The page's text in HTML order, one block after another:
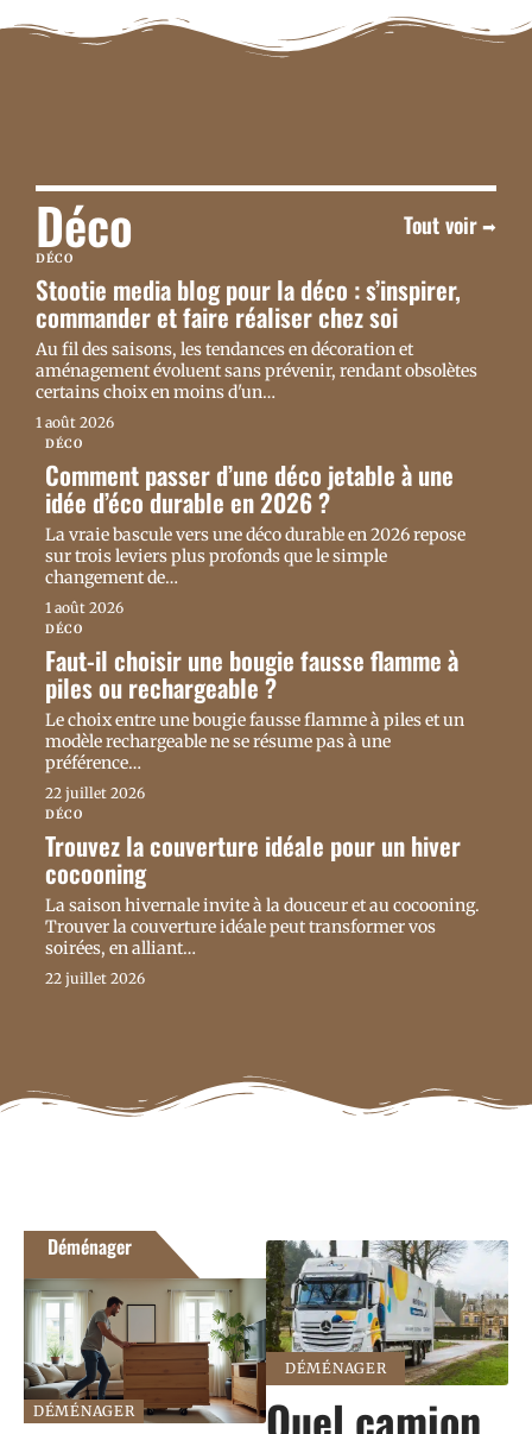
Déco Tout voir
DÉCO
Stootie media blog pour la déco : s’inspirer,
commander et faire réaliser chez soi
Au fil des saisons, les tendances en décoration et
aménagement évoluent sans prévenir, rendant obsolètes
certains choix en moins d'un…
1 août 2026
DÉCO
Comment passer d’une déco jetable à une
idée d’éco durable en 2026 ?
La vraie bascule vers une déco durable en 2026 repose
sur trois leviers plus profonds que le simple
changement de…
1 août 2026
DÉCO
Faut-il choisir une bougie fausse flamme à
piles ou rechargeable ?
Le choix entre une bougie fausse flamme à piles et un
modèle rechargeable ne se résume pas à une
préférence…
22 juillet 2026
DÉCO
Trouvez la couverture idéale pour un hiver
cocooning
La saison hivernale invite à la douceur et au cocooning.
Trouver la couverture idéale peut transformer vos
soirées, en alliant…
22 juillet 2026
Déménager En voir plus
DÉMÉNAGER
DÉMÉNAGER
Quel camion